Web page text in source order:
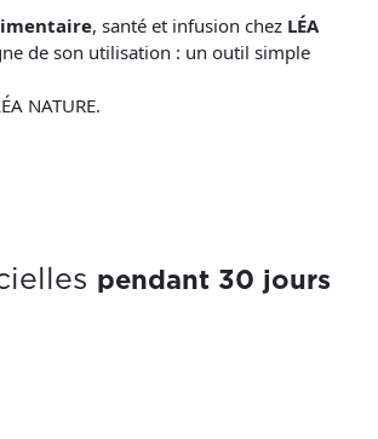
, santé et infusion chez LÉA
de son utilisation : un outil simple
NATURE.
pendant 30 jours